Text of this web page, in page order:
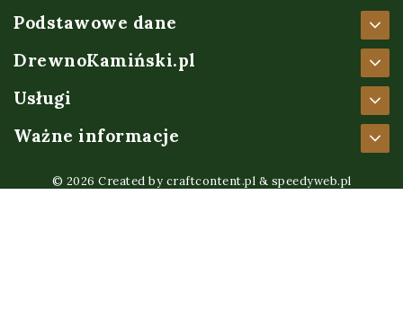
Podstawowe dane
DrewnoKamiński.pl
Usługi
Ważne informacje
© 2026 Created by craftcontent.pl & speedyweb.pl